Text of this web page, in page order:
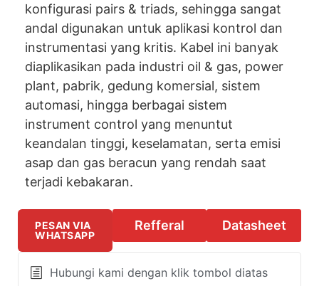
konfigurasi pairs & triads, sehingga sangat
andal digunakan untuk aplikasi kontrol dan
instrumentasi yang kritis. Kabel ini banyak
diaplikasikan pada industri oil & gas, power
plant, pabrik, gedung komersial, sistem
automasi, hingga berbagai sistem
instrument control yang menuntut
keandalan tinggi, keselamatan, serta emisi
asap dan gas beracun yang rendah saat
terjadi kebakaran.
PESAN VIA
WHATSAPP
Refferal Datasheet
Hubungi kami dengan klik tombol diatas